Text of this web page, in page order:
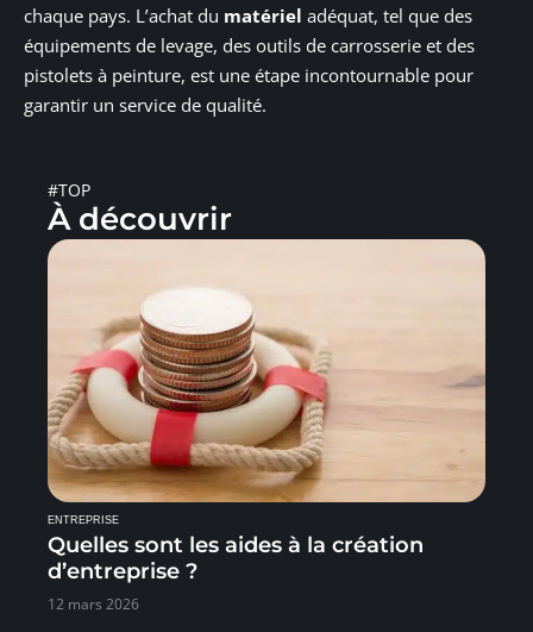
chaque pays. L’achat du matériel adéquat, tel que des
équipements de levage, des outils de carrosserie et des
pistolets à peinture, est une étape incontournable pour
garantir un service de qualité.
#TOP
À découvrir
ENTREPRISE
Quelles sont les aides à la création
d’entreprise ?
12 mars 2026